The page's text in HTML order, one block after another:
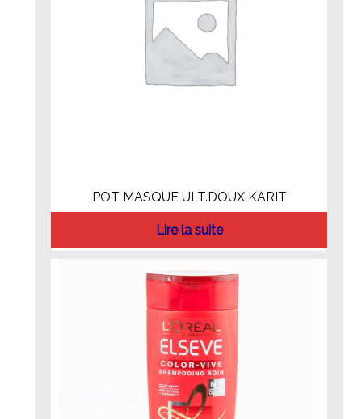
POT MASQUE ULT.DOUX KARIT
Lire la suite